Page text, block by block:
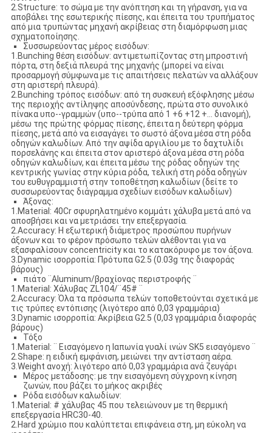
2.Structure: το σώμα με την ανόπτηση και τη γήρανση, για να
αποβάλει της εσωτερικής πίεσης, και έπειτα του τρυπήματος
από μια τρυπώντας μηχανή ακρίβειας στη διαμόρφωση μιας
σχηματοποίησης.
Συσσωρεύοντας μέρος εισόδων:
1.Bunching θέση εισόδων: αντιμετωπίζοντας στη μπροστινή
πόρτα, στη δεξιά πλευρά της μηχανής (μπορεί να είναι
προσαρμογή σύμφωνα με τις απαιτήσεις πελατών να αλλάξουν
στη αριστερή πλευρά).
2.Bunching τρόπος εισόδων: από τη συσκευή εξόφλησης μέσω
της περιοχής αντίληψης αποσύνδεσης, πρώτα στο συνολικό
πίνακα υπο--γραμμών (υπο--τρύπα από 1 +6 +12 +… διανομή),
μέσω της πρώτης φόρμας πίεσης, έπειτα η δεύτερη φόρμα
πίεσης, μετά από να εισαγάγει το σωστό άξονα μέσα στη ρόδα
οδηγών καλωδίων. Από την αψίδα αργιλίου με το δαχτυλίδι
πορσελάνης και έπειτα στον αριστερό άξονα μέσα στη ρόδα
οδηγών καλωδίων, και έπειτα μέσω της ρόδας οδηγών της
κεντρικής γωνίας στην κύρια ρόδα, τελική στη ρόδα οδηγών
του ευθυγραμμιστή στην τοποθέτηση καλωδίων (δείτε το
συσσωρεύοντας διάγραμμα σχεδίων εισόδων καλωδίων)
Άξονας:
1.Material: 40Cr σφυρηλατημένο κομμάτι χάλυβα μετά από να
αποσβήσει και να μετριάσει την επεξεργασία.
2.Accuracy: Η εξωτερική διάμετρος προσώπου πυρήνων
άξονων και το φέρον πρόσωπο τελών αλέθονται για να
εξασφαλίσουν concentricity και το κατακόρυφο με τον άξονα.
3.Dynamic ισορροπία: Πρότυπα G2.5 (0.03g της διαφοράς
βάρους)
πιάτο ¨Aluminum/βραχίονας περιστροφής ¨
1.Material: Χάλυβας ZL104/¨45# ¨
2.Accuracy: Όλα τα πρόσωπα τελών τοποθετούνται σχετικά με
τις τρύπες εντόπισης (λιγότερο από 0,03 γραμμάρια)
3.Dynamic ισορροπία: Ακρίβεια G2.5 (0,03 γραμμάρια διαφοράς
βάρους)
Τόξο
1.Material: ¨ Εισαγόμενο η Ιαπωνία γυαλί ινών SK5 εισαγόμενο ¨
2.Shape: η ειδική εμφάνιση, μειώνει την αντίσταση αέρα.
3.Weight ανοχή: λιγότερο από 0,03 γραμμάρια ανά ζευγάρι
Μέρος μετάδοσης: με την εισαγόμενη σύγχρονη κίνηση
ζωνών, που βάζει το μήκος ακριβές
Ρόδα εισόδων καλωδίων:
1.Material: # χάλυβας 45 που τελειώνουν με τη θερμική
επεξεργασία HRC30-40.
2.Hard χρώμιο που καλύπτεται επιφάνεια στη, μη εύκολη να